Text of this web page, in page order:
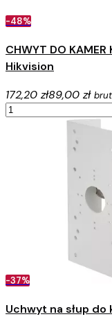
-48%
CHWYT DO
Hikvision
172,20 zł89,00 zł
-37%
Uchwyt na słup do